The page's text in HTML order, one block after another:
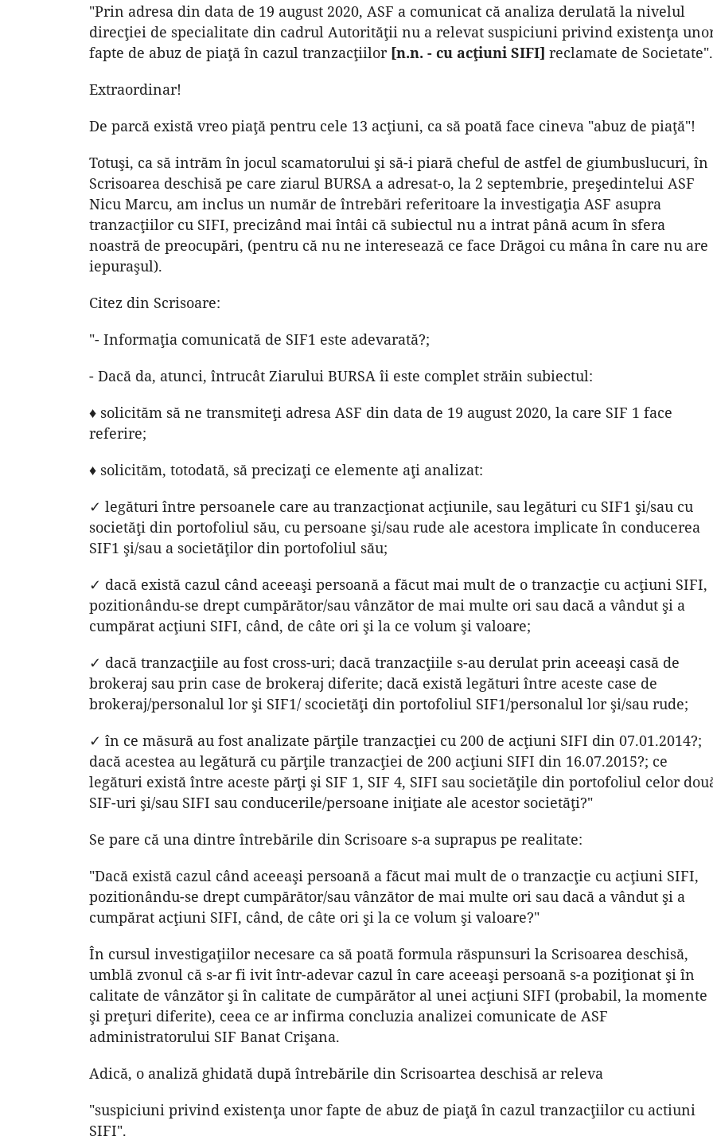
"Prin adresa din data de 19 august 2020, ASF a comunicat că analiza derulată la nivelul
direcţiei de specialitate din cadrul Autorităţii nu a relevat suspiciuni privind existenţa
fapte de abuz de piaţă în cazul tranzacţiilor [n.n. - cu acţiuni SIFI] reclamate de Societate".
Extraordinar!
De parcă există vreo piaţă pentru cele 13 acţiuni, ca să poată face cineva "abuz de piaţă"!
Totuşi, ca să intrăm în jocul scamatorului şi să-i piară cheful de astfel de giumbuslucuri, în
Scrisoarea deschisă pe care ziarul BURSA a adresat-o, la 2 septembrie, preşedintelui ASF
Nicu Marcu, am inclus un număr de întrebări referitoare la investigaţia ASF asupra
tranzacţiilor cu SIFI, precizând mai întâi că subiectul nu a intrat până acum în sfera
noastră de preocupări, (pentru că nu ne interesează ce face Drăgoi cu mâna în care nu are
iepuraşul).
Citez din Scrisoare:
"- Informaţia comunicată de SIF1 este adevarată?;
- Dacă da, atunci, întrucât Ziarului BURSA îi este complet străin subiectul:
♦ solicităm să ne transmiteţi adresa ASF din data de 19 august 2020, la care SIF 1 face
referire;
♦ solicităm, totodată, să precizaţi ce elemente aţi analizat:
✓ legături între persoanele care au tranzacţionat acţiunile, sau legături cu SIF1 şi/sau cu
societăţi din portofoliul său, cu persoane şi/sau rude ale acestora implicate în conducerea
SIF1 şi/sau a societăţilor din portofoliul său;
✓ dacă există cazul când aceeaşi persoană a făcut mai mult de o tranzacţie cu acţiuni SIFI,
pozitionându-se drept cumpărător/sau vânzător de mai multe ori sau dacă a vândut şi a
cumpărat acţiuni SIFI, când, de câte ori şi la ce volum şi valoare;
✓ dacă tranzacţiile au fost cross-uri; dacă tranzacţiile s-au derulat prin aceeaşi casă de
brokeraj sau prin case de brokeraj diferite; dacă există legături între aceste case de
brokeraj/personalul lor şi SIF1/ scocietăţi din portofoliul SIF1/personalul lor şi/sau rude;
✓ în ce măsură au fost analizate părţile tranzacţiei cu 200 de acţiuni SIFI din 07.01.2014?;
dacă acestea au legătură cu părţile tranzacţiei de 200 acţiuni SIFI din 16.07.2015?; ce
legături există între aceste părţi şi SIF 1, SIF 4, SIFI sau societăţile din portofoliul celor
SIF-uri şi/sau SIFI sau conducerile/persoane iniţiate ale acestor societăţi?"
Se pare că una dintre întrebările din Scrisoare s-a suprapus pe realitate:
"Dacă există cazul când aceeaşi persoană a făcut mai mult de o tranzacţie cu acţiuni SIFI,
pozitionându-se drept cumpărător/sau vânzător de mai multe ori sau dacă a vândut şi a
cumpărat acţiuni SIFI, când, de câte ori şi la ce volum şi valoare?"
În cursul investigaţiilor necesare ca să poată formula răspunsuri la Scrisoarea deschisă,
umblă zvonul că s-ar fi ivit într-adevar cazul în care aceeaşi persoană s-a poziţionat şi în
calitate de vânzător şi în calitate de cumpărător al unei acţiuni SIFI (probabil, la momente
şi preţuri diferite), ceea ce ar infirma concluzia analizei comunicate de ASF
administratorului SIF Banat Crişana.
Adică, o analiză ghidată după întrebările din Scrisoartea deschisă ar releva
"suspiciuni privind existenţa unor fapte de abuz de piaţă în cazul tranzacţiilor cu actiuni
SIFI".